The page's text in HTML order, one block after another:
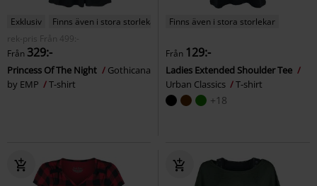
Exklusiv
Finns även i stora storlekar
rek-pris
Från
499:-
Från 329:-
Princess Of The Night
Gothicana
by EMP
T-shirt
Finns även i stora storlekar
Från 129:-
Ladies Extended Shoulder Tee
Urban Classics
T-shirt
+18